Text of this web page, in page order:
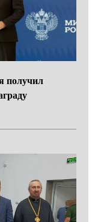
получил